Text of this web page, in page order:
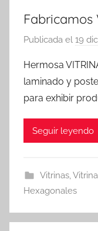
Fabricamos
Publicada el 19
Hermosa
laminado y
para exhibir
Seguir leyendo
Vitrinas,
Hexagonales